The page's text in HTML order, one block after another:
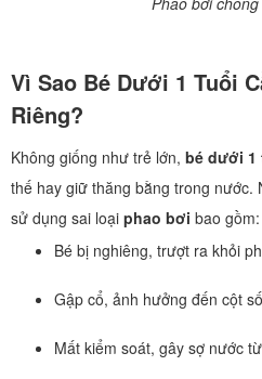
Vì Sao Bé Dưới 1 Tuổi
Riêng?
Không giống như trẻ lớn, bé dưới 1
thế hay giữ thăng bằng trong nước.
sử dụng sai loại phao bơi bao gồm:
Bé bị nghiêng, trượt ra khỏi
Gập cổ, ảnh hưởng đến cột
Mất kiểm soát, gây sợ nước